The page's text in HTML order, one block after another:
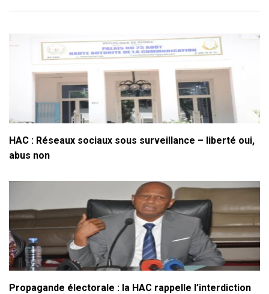
HAC : Réseaux sociaux sous surveillance – liberté oui,
abus non
Propagande électorale : la HAC rappelle l’interdiction